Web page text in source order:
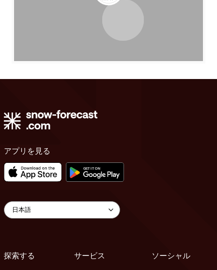
アプリを見る
探索する
サービス
ソーシャル